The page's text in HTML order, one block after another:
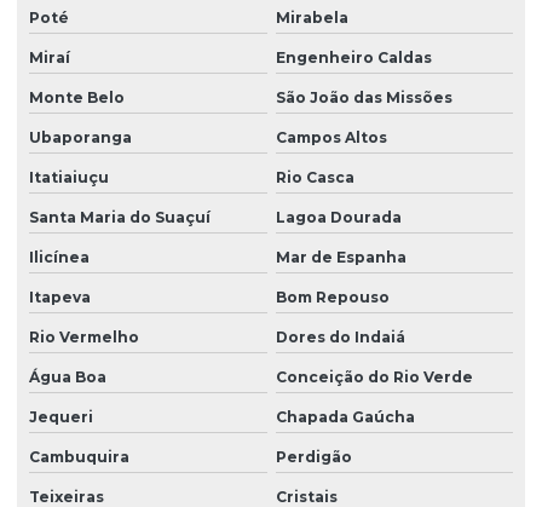
Poté Mirabela
Miraí Engenheiro Caldas
Monte Belo São João das Missões
Ubaporanga Campos Altos
Itatiaiuçu Rio Casca
Santa Maria do Suaçuí Lagoa Dourada
Ilicínea Mar de Espanha
Itapeva Bom Repouso
Rio Vermelho Dores do Indaiá
Água Boa Conceição do Rio Verde
Jequeri Chapada Gaúcha
Cambuquira Perdigão
Teixeiras Cristais